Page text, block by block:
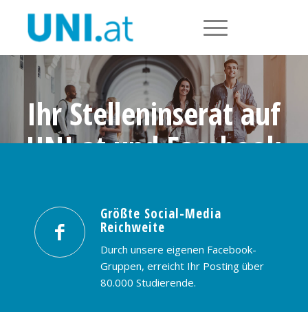
Ihr Stelleninserat auf
UNI.at und Facebook
PREISE & BUCHUNG KONTAKT
Größte Social-Media
Reichweite
Durch unsere eigenen Facebook-
Gruppen, erreicht Ihr Posting über
80.000 Studierende.